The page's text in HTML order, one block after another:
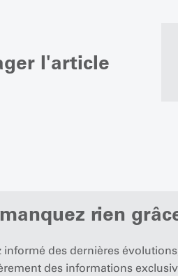
l'article
rien
informé des dernières
des informations